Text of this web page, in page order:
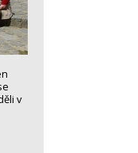
v